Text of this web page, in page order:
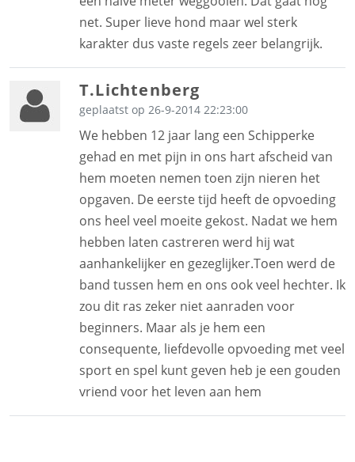
net. Super lieve hond maar wel sterk
karakter dus vaste regels zeer belangrijk.
T.Lichtenberg
geplaatst op 26-9-2014 22:23:00
We hebben 12 jaar lang een Schipperke
gehad en met pijn in ons hart afscheid van
hem moeten nemen toen zijn nieren het
opgaven. De eerste tijd heeft de opvoeding
ons heel veel moeite gekost. Nadat we hem
hebben laten castreren werd hij wat
aanhankelijker en gezeglijker.Toen werd de
band tussen hem en ons ook veel hechter. Ik
zou dit ras zeker niet aanraden voor
beginners. Maar als je hem een
consequente, liefdevolle opvoeding met veel
sport en spel kunt geven heb je een gouden
vriend voor het leven aan hem